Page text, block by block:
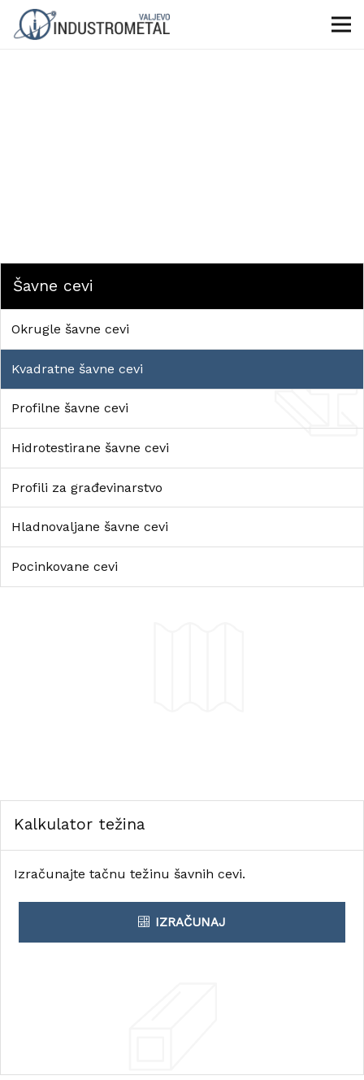
Šavne cevi
Okrugle šavne cevi
Kvadratne šavne cevi
Profilne šavne cevi
Hidrotestirane šavne cevi
Profili za građevinarstvo
Hladnovaljane šavne cevi
Pocinkovane cevi
Kalkulator težina
Izračunajte tačnu težinu šavnih cevi.
IZRAČUNAJ